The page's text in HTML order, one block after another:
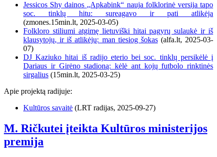
Jessicos Shy dainos „Apkabink“ nauja folklorinė versija tapo
soc. tinklų hitu: sureagavo ir pati atlikėja
(zmones.15min.lt, 2025-03-05)
Folkloro stiliumi atgimę lietuviški hitai pagyrų sulaukė ir iš
klausytojų, ir iš atlikėjų: man tiesiog šokas(alfa.lt, 2025-03-
07)
DJ Kaziuko hitai iš radijo eterio bei soc. tinklų persikėlė į
Dariaus ir Girėno stadioną: kėlė ant kojų futbolo rinktinės
sirgalius (15min.lt, 2025-03-25)
Apie projektą radijuje:
Kultūros savaitė (LRT radijas, 2025-09-27)
M. Ričkutei įteikta Kultūros ministerijos
premija